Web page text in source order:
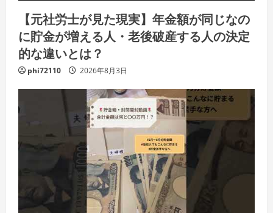
【元社労士が見た現実】年金額が同じなの
に貯金が増える人・老後破産する人の決定
的な違いとは？
phi72110 2026年8月3日